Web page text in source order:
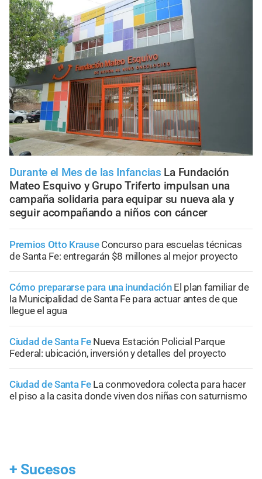
Durante el Mes de las Infancias La Fundación
Mateo Esquivo y Grupo Triferto impulsan una
campaña solidaria para equipar su nueva ala y
seguir acompañando a niños con cáncer
Premios Otto Krause Concurso para escuelas técnicas
de Santa Fe: entregarán $8 millones al mejor proyecto
Cómo prepararse para una inundación El plan familiar de
la Municipalidad de Santa Fe para actuar antes de que
llegue el agua
Ciudad de Santa Fe Nueva Estación Policial Parque
Federal: ubicación, inversión y detalles del proyecto
Ciudad de Santa Fe La conmovedora colecta para hacer
el piso a la casita donde viven dos niñas con saturnismo
+ Sucesos